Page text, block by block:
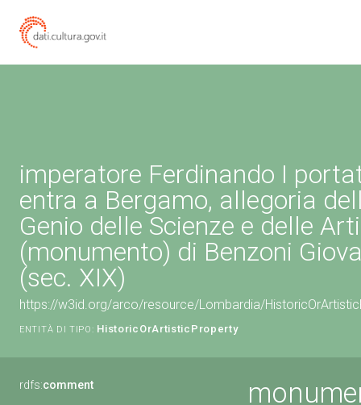
imperatore Ferdinando I
entra a Bergamo, allegoria
Genio delle Scienze e delle Arti
(monumento) di Benzoni
(sec. XIX)
https://w3id.org/arco/resource/Lombardia/
ENTITÀ DI TIPO: HistoricOrArtisticProperty
rdfs:comment